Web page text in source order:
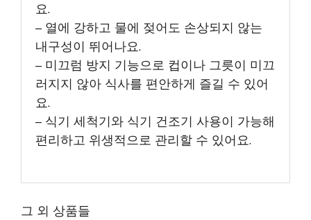
요.
– 열에 강하고 물에 젖어도 손상되지 않는
내구성이 뛰어나요.
– 미끄럼 방지 기능으로 컵이나 그릇이 미끄
러지지 않아 식사를 편안하게 즐길 수 있어
요.
– 식기 세척기와 식기 건조기 사용이 가능해
편리하고 위생적으로 관리할 수 있어요.
그 외 상품들